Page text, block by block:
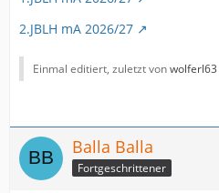
2.JBLH mA 2026/27
Einmal editiert, zuletzt vonwolferl63
Balla Balla
Fortgeschrittener